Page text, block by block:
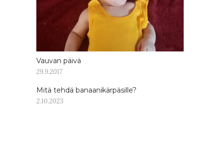
Vauvan päivä
29.9.2017
Mitä tehdä banaanikärpäsille?
2.10.2023